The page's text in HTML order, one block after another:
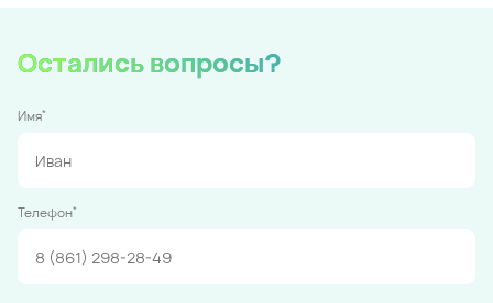
Остались вопросы?
Имя*
Телефон*